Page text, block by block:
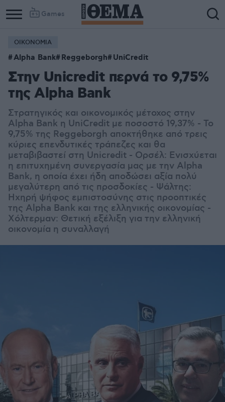
Games
ΟΙΚΟΝΟΜΙΑ
Alpha Bank Reggeborgh UniCredit
Στην Unicredit περνά το 9,75%
της Alpha Bank
Στρατηγικός και οικονομικός μέτοχος στην
Alpha Bank η UniCredit με ποσοστό 19,37% - Το
9,75% της Reggeborgh αποκτήθηκε από τρεις
κύριες επενδυτικές τράπεζες και θα
μεταβιβαστεί στη Unicredit - Ορσέλ: Ενισχύεται
η επιτυχημένη συνεργασία μας με την Alpha
Bank, η οποία έχει ήδη αποδώσει αξία πολύ
μεγαλύτερη από τις προσδοκίες - Ψάλτης:
Ηχηρή ψήφος εμπιστοσύνης στις προοπτικές
της Αlpha Bank και της ελληνικής οικονομίας -
Xόλτερμαν: Θετική εξέλιξη για την ελληνική
οικονομία η συναλλαγή